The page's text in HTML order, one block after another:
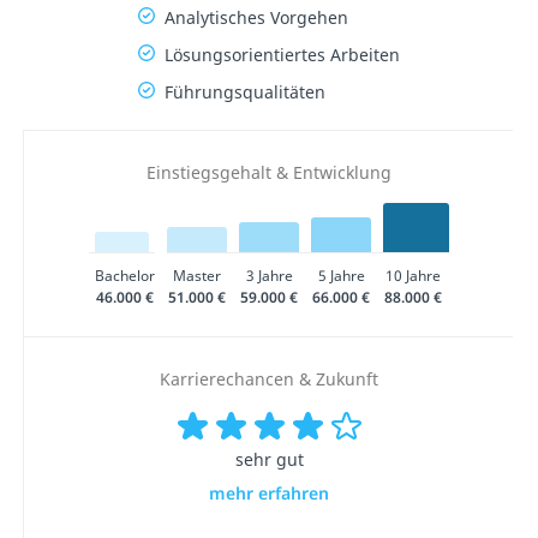
Analytisches Vorgehen
Lösungsorientiertes Arbeiten
Führungsqualitäten
Einstiegsgehalt & Entwicklung
Bachelor Master 3 Jahre 5 Jahre
10 Jahre
46.000 €
51.000 € 59.000 € 66.000 € 88.000 €
Karrierechancen & Zukunft
sehr gut
mehr erfahren